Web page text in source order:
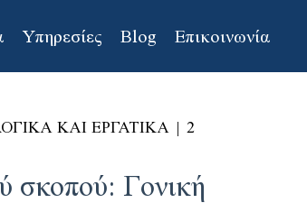
Υπηρεσίες Blog Επικοινωνία
ΚΑΙ ΕΡΓΑΤΙΚΑ | 2
σκοπού: Γονική